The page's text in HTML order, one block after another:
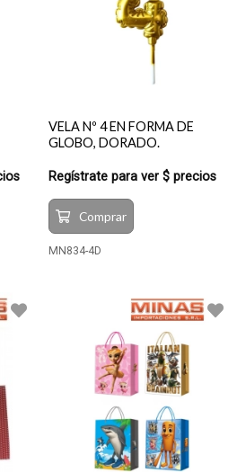
VELA Nº 4 EN FORMA DE
GLOBO, DORADO.
Regístrate para ver $ precios
Comprar
MN834-4D